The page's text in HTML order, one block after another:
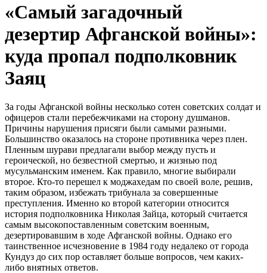
«Самый загадочный
дезертир Афганской войны»:
куда пропал подполковник
Заяц
За годы Афганской войны несколько сотен советских солдат и
офицеров стали перебежчиками на сторону душманов.
Причины нарушения присяги были самыми разными.
Большинство оказалось на стороне противника через плен.
Пленным шурави предлагали выбор между пусть и
героической, но безвестной смертью, и жизнью под
мусульманским именем. Как правило, многие выбирали
второе. Кто-то перешел к моджахедам по своей воле, решив,
таким образом, избежать трибунала за совершенные
преступления. Именно ко второй категории относится
история подполковника Николая Зайца, который считается
самым высокопоставленным советским военным,
дезертировавшим в ходе Афганской войны. Однако его
таинственное исчезновение в 1984 году недалеко от города
Кундуз до сих пор оставляет больше вопросов, чем каких-
либо внятных ответов.